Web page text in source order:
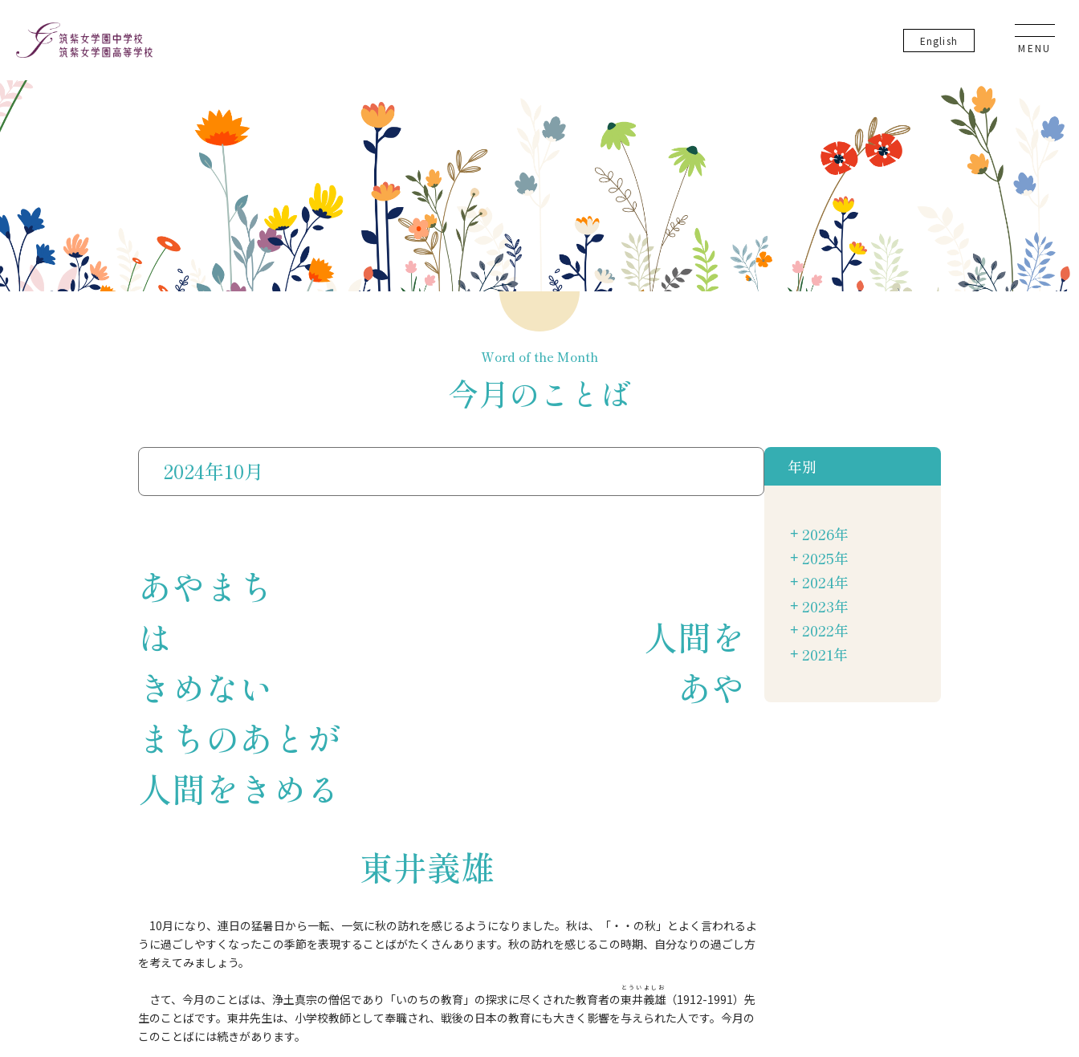
English
MENU
Word of the Month
今月のことば
2024年10月
あやまち
は 人間を
きめない あや
まちのあとが
人間をきめる
東井義雄
10月になり、連日の猛暑日から一転、一気に秋の訪れを感じるようになりました。秋は、「・・の秋」とよく言われるよ
うに過ごしやすくなったこの季節を表現することばがたくさんあります。秋の訪れを感じるこの時期、自分なりの過ごし方
を考えてみましょう。
さて、今月のことばは、浄土真宗の僧侶であり「いのちの教育」の探求に尽くされた教育者の東井
とうい
義雄
よしお
（1912-1991）先
生のことばです。東井先生は、小学校教師として奉職され、戦後の日本の教育にも大きく影響を与えられた人です。今月の
このことばには続きがあります。
年別
2026年
2025年
2024年
2023年
2022年
2021年